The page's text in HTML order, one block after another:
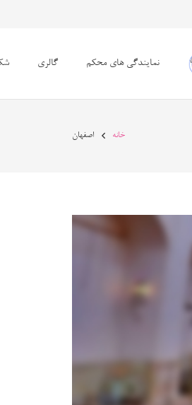
نمایندگی های محکم گالری
خانه اصفهان